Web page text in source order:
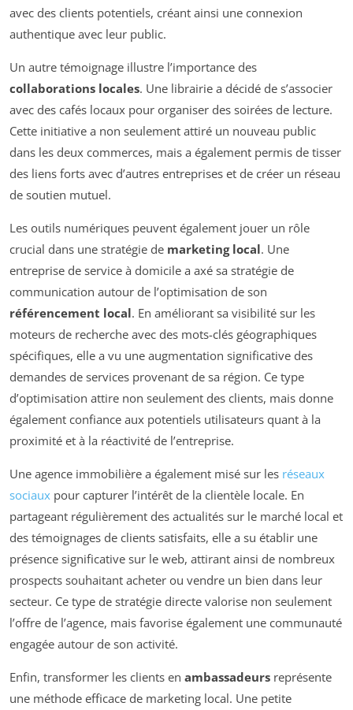
avec des clients potentiels, créant ainsi une connexion
authentique avec leur public.
Un autre témoignage illustre l’importance des
collaborations locales. Une librairie a décidé de s’associer
avec des cafés locaux pour organiser des soirées de lecture.
Cette initiative a non seulement attiré un nouveau public
dans les deux commerces, mais a également permis de tisser
des liens forts avec d’autres entreprises et de créer un réseau
de soutien mutuel.
Les outils numériques peuvent également jouer un rôle
crucial dans une stratégie de marketing local. Une
entreprise de service à domicile a axé sa stratégie de
communication autour de l’optimisation de son
référencement local. En améliorant sa visibilité sur les
moteurs de recherche avec des mots-clés géographiques
spécifiques, elle a vu une augmentation significative des
demandes de services provenant de sa région. Ce type
d’optimisation attire non seulement des clients, mais donne
également confiance aux potentiels utilisateurs quant à la
proximité et à la réactivité de l’entreprise.
Une agence immobilière a également misé sur les réseaux
sociaux pour capturer l’intérêt de la clientèle locale. En
partageant régulièrement des actualités sur le marché local et
des témoignages de clients satisfaits, elle a su établir une
présence significative sur le web, attirant ainsi de nombreux
prospects souhaitant acheter ou vendre un bien dans leur
secteur. Ce type de stratégie directe valorise non seulement
l’offre de l’agence, mais favorise également une communauté
engagée autour de son activité.
Enfin, transformer les clients en ambassadeurs représente
une méthode efficace de marketing local. Une petite